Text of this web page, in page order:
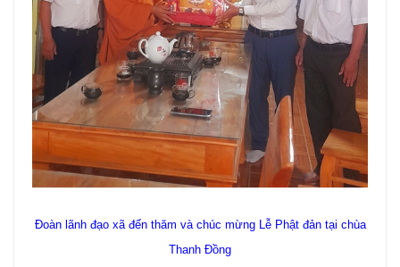
Đoàn lãnh đạo xã đến thăm và chúc mừng Lễ Phật đản tại chùa
Thanh Đồng